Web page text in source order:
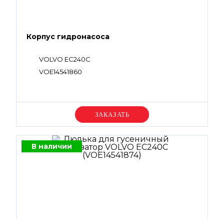
Корпус гидронасоса
VOLVO EC240C
VOE14541860
Уточняйте цену
В наличии